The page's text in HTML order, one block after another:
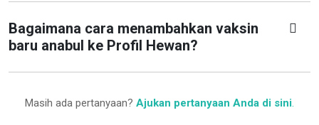
Bagaimana cara menambahkan vaksin
baru anabul ke Profil Hewan?
Masih ada pertanyaan? Ajukan pertanyaan Anda di sini.